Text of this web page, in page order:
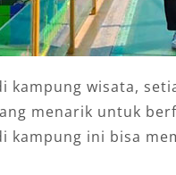
kampung wisata,
menarik untuk
kampung ini bisa